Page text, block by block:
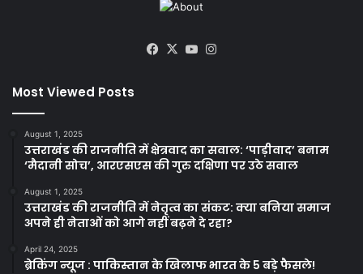
Facebook
X YouTube
Most Viewed Posts
August 1, 2025
उत्तराखंड की राजनीति में क्षेत्रवाद का सवाल: ‘पाड़ीवाद’ बनाम
‘मैदानी सोच’, आरएसएस की गुरु दक्षिणा पर उठे सवाल
August 1, 2025
उत्तराखंड की राजनीति में नेतृत्व का संकट: क्या बनिया समाज
अपने ही नेताओं को आगे नहीं बढ़ने दे रहा?
April 24, 2025
ब्रेकिंग न्यूज : पाकिस्तान के खिलाफ भारत के 5 बड़े फैसले!